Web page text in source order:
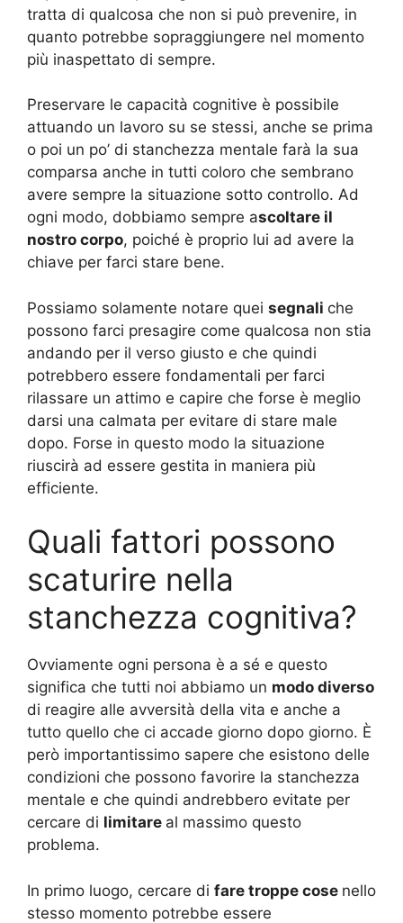
tratta di qualcosa che non si può prevenire, in
quanto potrebbe sopraggiungere nel momento
più inaspettato di sempre.
Preservare le capacità cognitive è possibile
attuando un lavoro su se stessi, anche se prima
o poi un po’ di stanchezza mentale farà la sua
comparsa anche in tutti coloro che sembrano
avere sempre la situazione sotto controllo. Ad
ogni modo, dobbiamo sempre ascoltare il
nostro corpo, poiché è proprio lui ad avere la
chiave per farci stare bene.
Possiamo solamente notare quei segnali che
possono farci presagire come qualcosa non stia
andando per il verso giusto e che quindi
potrebbero essere fondamentali per farci
rilassare un attimo e capire che forse è meglio
darsi una calmata per evitare di stare male
dopo. Forse in questo modo la situazione
riuscirà ad essere gestita in maniera più
efficiente.
Quali fattori possono
scaturire nella
stanchezza cognitiva?
Ovviamente ogni persona è a sé e questo
significa che tutti noi abbiamo un modo diverso
di reagire alle avversità della vita e anche a
tutto quello che ci accade giorno dopo giorno. È
però importantissimo sapere che esistono delle
condizioni che possono favorire la stanchezza
mentale e che quindi andrebbero evitate per
cercare di limitare al massimo questo
problema.
In primo luogo, cercare di fare troppe cose nello
stesso momento potrebbe essere